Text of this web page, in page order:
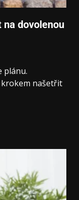
dovolenou
plánu.
krokem našetřit